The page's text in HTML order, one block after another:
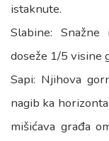
istaknute.
Slabine:
doseže 1/5 visine
Sapi: Njihova
nagib ka
mišićava građa